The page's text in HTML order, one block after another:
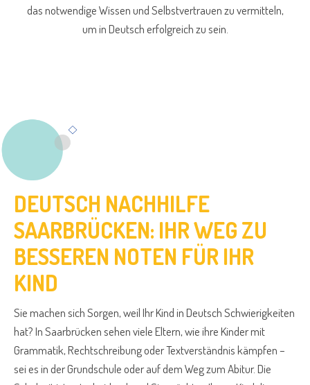
das notwendige Wissen und Selbstvertrauen zu vermitteln,
um in Deutsch erfolgreich zu sein.
DEUTSCH NACHHILFE
SAARBRÜCKEN: IHR WEG ZU
BESSEREN NOTEN FÜR IHR
KIND
Sie machen sich Sorgen, weil Ihr Kind in Deutsch Schwierigkeiten
hat? In Saarbrücken sehen viele Eltern, wie ihre Kinder mit
Grammatik, Rechtschreibung oder Textverständnis kämpfen –
sei es in der Grundschule oder auf dem Weg zum Abitur. Die